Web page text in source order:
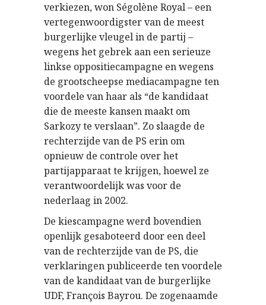
verkiezen, won Ségolène Royal – een
vertegenwoordigster van de meest
burgerlijke vleugel in de partij –
wegens het gebrek aan een serieuze
linkse oppositiecampagne en wegens
de grootscheepse mediacampagne ten
voordele van haar als “de kandidaat
die de meeste kansen maakt om
Sarkozy te verslaan”. Zo slaagde de
rechterzijde van de PS erin om
opnieuw de controle over het
partijapparaat te krijgen, hoewel ze
verantwoordelijk was voor de
nederlaag in 2002.
De kiescampagne werd bovendien
openlijk gesaboteerd door een deel
van de rechterzijde van de PS, die
verklaringen publiceerde ten voordele
van de kandidaat van de burgerlijke
UDF, François Bayrou. De zogenaamde